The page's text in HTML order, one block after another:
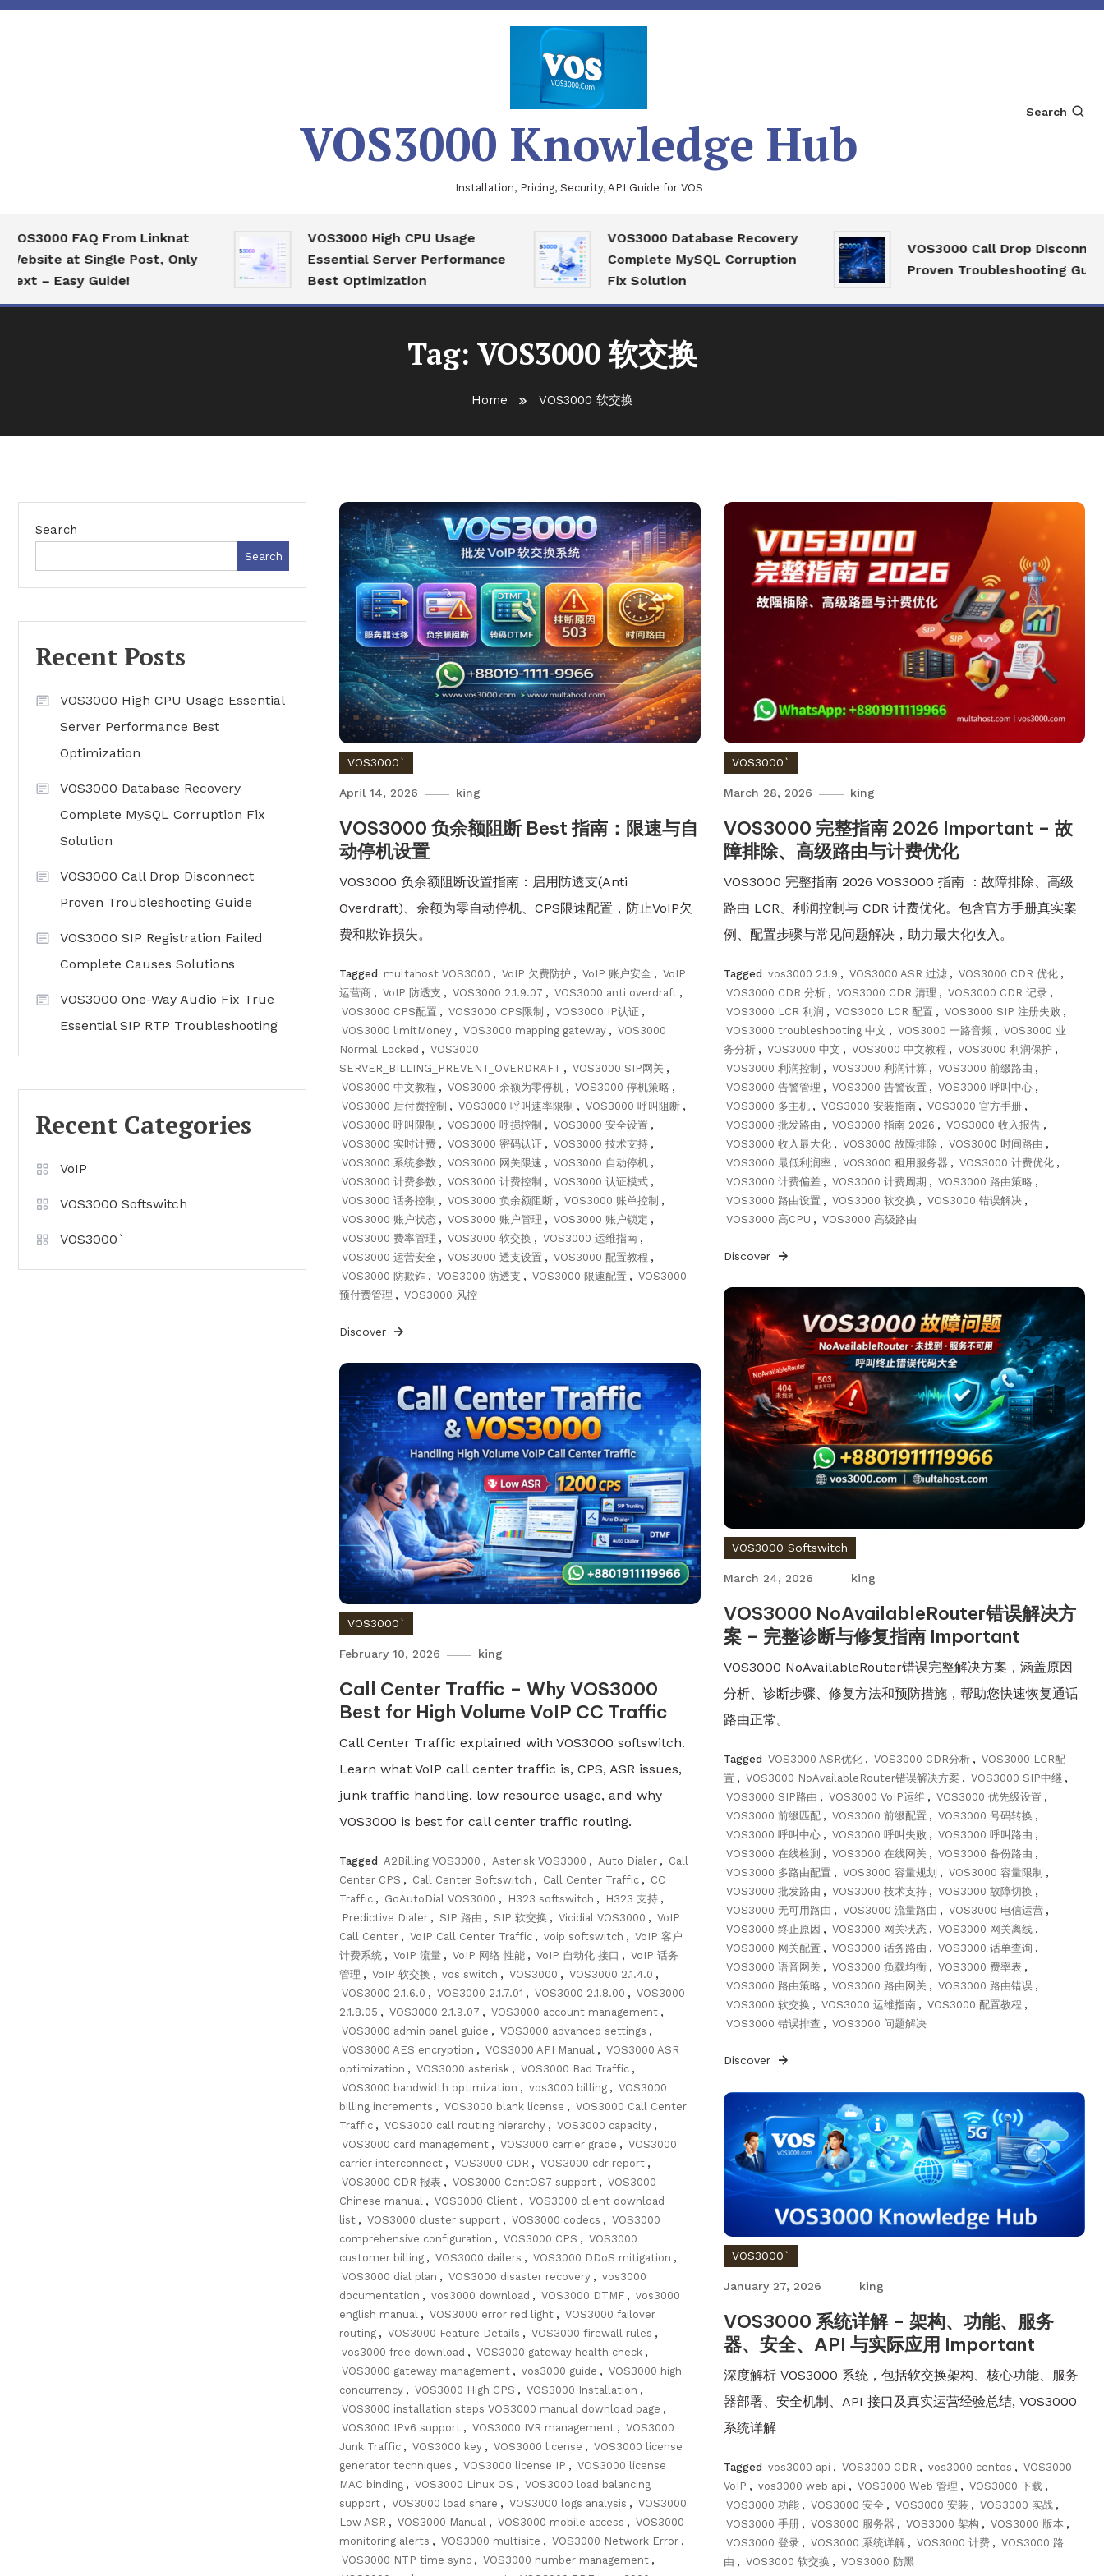
Skip
VOS3000 Knowledge Hub
Installation, Pricing, Security, API Guide for VOS
Search
FAQ From Linknat
at Single Post, Only
Easy Guide!
VOS3000 High CPU Usage
Essential Server Performance
Best Optimization
VOS3000 Database Recovery
Complete MySQL Corruption
Fix Solution
VOS3000 Call Drop Disconnect
Proven Troubleshooting Guide
Tag: VOS3000 软交换
Home VOS3000 软交换
VOS3000`
April 14, 2026 king
VOS3000 负余额阻断 Best 指南：限速与自
动停机设置
VOS3000 负余额阻断设置指南：启用防透支(Anti
Overdraft)、余额为零自动停机、CPS限速配置，防止VoIP欠
费和欺诈损失。
Tagged multahost VOS3000 , VoIP 欠费防护 , VoIP 账户安全 , VoIP
运营商 , VoIP 防透支 , VOS3000 2.1.9.07 , VOS3000 anti overdraft ,
VOS3000 CPS配置 , VOS3000 CPS限制 , VOS3000 IP认证 ,
VOS3000 limitMoney , VOS3000 mapping gateway , VOS3000
Normal Locked , VOS3000
SERVER_BILLING_PREVENT_OVERDRAFT , VOS3000 SIP网关 ,
VOS3000 中文教程 , VOS3000 余额为零停机 , VOS3000 停机策略 ,
VOS3000 后付费控制 , VOS3000 呼叫速率限制 , VOS3000 呼叫阻断 ,
VOS3000 呼叫限制 , VOS3000 呼损控制 , VOS3000 安全设置 ,
VOS3000 实时计费 , VOS3000 密码认证 , VOS3000 技术支持 ,
VOS3000 系统参数 , VOS3000 网关限速 , VOS3000 自动停机 ,
VOS3000 计费参数 , VOS3000 计费控制 , VOS3000 认证模式 ,
VOS3000 话务控制 , VOS3000 负余额阻断 , VOS3000 账单控制 ,
VOS3000 账户状态 , VOS3000 账户管理 , VOS3000 账户锁定 ,
VOS3000 费率管理 , VOS3000 软交换 , VOS3000 运维指南 ,
VOS3000 运营安全 , VOS3000 透支设置 , VOS3000 配置教程 ,
VOS3000 防欺诈 , VOS3000 防透支 , VOS3000 限速配置 , VOS3000
预付费管理 , VOS3000 风控
Discover
VOS3000`
March 28, 2026 king
VOS3000 完整指南 2026 Important – 故
障排除、高级路由与计费优化
VOS3000 完整指南 2026 VOS3000 指南 ：故障排除、高级
路由 LCR、利润控制与 CDR 计费优化。包含官方手册真实案
例、配置步骤与常见问题解决，助力最大化收入。
Tagged vos3000 2.1.9 , VOS3000 ASR 过滤 , VOS3000 CDR 优化 ,
VOS3000 CDR 分析 , VOS3000 CDR 清理 , VOS3000 CDR 记录 ,
VOS3000 LCR 利润 , VOS3000 LCR 配置 , VOS3000 SIP 注册失败 ,
VOS3000 troubleshooting 中文 , VOS3000 一路音频 , VOS3000 业
务分析 , VOS3000 中文 , VOS3000 中文教程 , VOS3000 利润保护 ,
VOS3000 利润控制 , VOS3000 利润计算 , VOS3000 前缀路由 ,
VOS3000 告警管理 , VOS3000 告警设置 , VOS3000 呼叫中心 ,
VOS3000 多主机 , VOS3000 安装指南 , VOS3000 官方手册 ,
VOS3000 批发路由 , VOS3000 指南 2026 , VOS3000 收入报告 ,
VOS3000 收入最大化 , VOS3000 故障排除 , VOS3000 时间路由 ,
VOS3000 最低利润率 , VOS3000 租用服务器 , VOS3000 计费优化 ,
VOS3000 计费偏差 , VOS3000 计费周期 , VOS3000 路由策略 ,
VOS3000 路由设置 , VOS3000 软交换 , VOS3000 错误解决 ,
VOS3000 高CPU , VOS3000 高级路由
Discover
VOS3000 Softswitch
March 24, 2026 king
VOS3000 NoAvailableRouter错误解决方
案 – 完整诊断与修复指南 Important
VOS3000 NoAvailableRouter错误完整解决方案，涵盖原因
分析、诊断步骤、修复方法和预防措施，帮助您快速恢复通话
路由正常。
Tagged VOS3000 ASR优化 , VOS3000 CDR分析 , VOS3000 LCR配
置 , VOS3000 NoAvailableRouter错误解决方案 , VOS3000 SIP中继 ,
VOS3000 SIP路由 , VOS3000 VoIP运维 , VOS3000 优先级设置 ,
VOS3000 前缀匹配 , VOS3000 前缀配置 , VOS3000 号码转换 ,
VOS3000 呼叫中心 , VOS3000 呼叫失败 , VOS3000 呼叫路由 ,
VOS3000 在线检测 , VOS3000 在线网关 , VOS3000 备份路由 ,
VOS3000 多路由配置 , VOS3000 容量规划 , VOS3000 容量限制 ,
VOS3000 批发路由 , VOS3000 技术支持 , VOS3000 故障切换 ,
VOS3000 无可用路由 , VOS3000 流量路由 , VOS3000 电信运营 ,
VOS3000 终止原因 , VOS3000 网关状态 , VOS3000 网关离线 ,
VOS3000 网关配置 , VOS3000 话务路由 , VOS3000 话单查询 ,
VOS3000 语音网关 , VOS3000 负载均衡 , VOS3000 费率表 ,
VOS3000 路由策略 , VOS3000 路由网关 , VOS3000 路由错误 ,
VOS3000 软交换 , VOS3000 运维指南 , VOS3000 配置教程 ,
VOS3000 错误排查 , VOS3000 问题解决
Discover
VOS3000`
February 10, 2026 king
Call Center Traffic – Why VOS3000
Best for High Volume VoIP CC Traffic
Call Center Traffic explained with VOS3000 softswitch.
Learn what VoIP call center traffic is, CPS, ASR issues,
junk traffic handling, low resource usage, and why
VOS3000 is best for call center traffic routing.
Tagged A2Billing VOS3000 , Asterisk VOS3000 , Auto Dialer , Call
Center CPS , Call Center Softswitch , Call Center Traffic , CC
Traffic , GoAutoDial VOS3000 , H323 softswitch , H323 支持 ,
Predictive Dialer , SIP 路由 , SIP 软交换 , Vicidial VOS3000 , VoIP
Call Center , VoIP Call Center Traffic , voip softswitch , VoIP 客户
计费系统 , VoIP 流量 , VoIP 网络 性能 , VoIP 自动化 接口 , VoIP 话务
管理 , VoIP 软交换 , vos switch , VOS3000 , VOS3000 2.1.4.0 ,
VOS3000 2.1.6.0 , VOS3000 2.1.7.01 , VOS3000 2.1.8.00 , VOS3000
2.1.8.05 , VOS3000 2.1.9.07 , VOS3000 account management ,
VOS3000 admin panel guide , VOS3000 advanced settings ,
VOS3000 AES encryption , VOS3000 API Manual , VOS3000 ASR
optimization , VOS3000 asterisk , VOS3000 Bad Traffic ,
VOS3000 bandwidth optimization , vos3000 billing , VOS3000
billing increments , VOS3000 blank license , VOS3000 Call Center
Traffic , VOS3000 call routing hierarchy , VOS3000 capacity ,
VOS3000 card management , VOS3000 carrier grade , VOS3000
carrier interconnect , VOS3000 CDR , VOS3000 cdr report ,
VOS3000 CDR 报表 , VOS3000 CentOS7 support , VOS3000
Chinese manual , VOS3000 Client , VOS3000 client download
list , VOS3000 cluster support , VOS3000 codecs , VOS3000
comprehensive configuration , VOS3000 CPS , VOS3000
customer billing , VOS3000 dailers , VOS3000 DDoS mitigation ,
VOS3000 dial plan , VOS3000 disaster recovery , vos3000
documentation , vos3000 download , VOS3000 DTMF , vos3000
english manual , VOS3000 error red light , VOS3000 failover
routing , VOS3000 Feature Details , VOS3000 firewall rules ,
vos3000 free download , VOS3000 gateway health check ,
VOS3000 gateway management , vos3000 guide , VOS3000 high
concurrency , VOS3000 High CPS , VOS3000 Installation ,
VOS3000 installation steps VOS3000 manual download page ,
VOS3000 IPv6 support , VOS3000 IVR management , VOS3000
Junk Traffic , VOS3000 key , VOS3000 license , VOS3000 license
generator techniques , VOS3000 license IP , VOS3000 license
MAC binding , VOS3000 Linux OS , VOS3000 load balancing
support , VOS3000 load share , VOS3000 logs analysis , VOS3000
Low ASR , VOS3000 Manual , VOS3000 mobile access , VOS3000
monitoring alerts , VOS3000 multisite , VOS3000 Network Error ,
VOS3000 NTP time sync , VOS3000 number management ,
VOS3000`
January 27, 2026 king
VOS3000 系统详解 – 架构、功能、服务
器、安全、API 与实际应用 Important
深度解析 VOS3000 系统，包括软交换架构、核心功能、服务
器部署、安全机制、API 接口及真实运营经验总结, VOS3000
系统详解
Tagged vos3000 api , VOS3000 CDR , vos3000 centos , VOS3000
VoIP , vos3000 web api , VOS3000 Web 管理 , VOS3000 下载 ,
VOS3000 功能 , VOS3000 安全 , VOS3000 安装 , VOS3000 实战 ,
VOS3000 手册 , VOS3000 服务器 , VOS3000 架构 , VOS3000 版本 ,
VOS3000 登录 , VOS3000 系统详解 , VOS3000 计费 , VOS3000 路
由 , VOS3000 软交换 , VOS3000 防黑
Search
Search
Recent Posts
VOS3000 High CPU Usage Essential
Server Performance Best
Optimization
VOS3000 Database Recovery
Complete MySQL Corruption Fix
Solution
VOS3000 Call Drop Disconnect
Proven Troubleshooting Guide
VOS3000 SIP Registration Failed
Complete Causes Solutions
VOS3000 One-Way Audio Fix True
Essential SIP RTP Troubleshooting
Recent Categories
VoIP
VOS3000 Softswitch
VOS3000`